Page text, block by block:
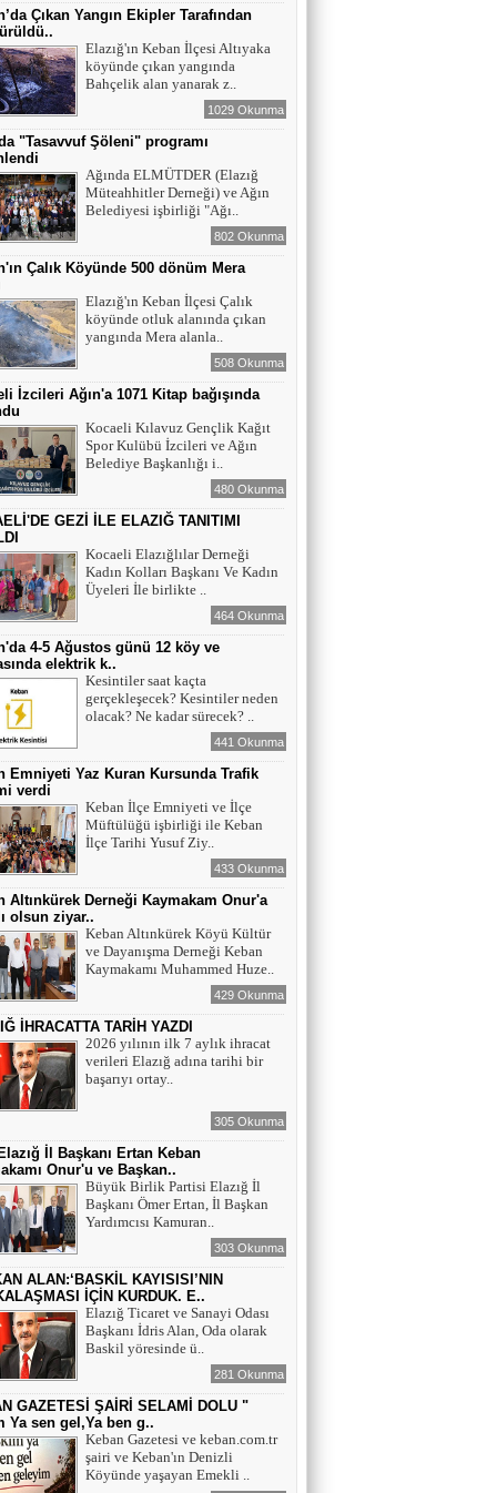
Maral Rahmanzadeh - Azerbaycan'ın İlk
Profesyonel Kadın Ressamı
YAZAR - AV. ALİ DEMİR
TUTUKLAMA KARARI
YAZAR-ŞAİR MİRAÇ DOĞAN
Mavi Işık İnsanları
EĞİTİMCİ-YAZAR TUNER
ENGELLİ İNSANLARIN ENGELLİ
YERİNE FAZLA BAKMAK
EĞİTİMCİ - YAZAR : MİDRAN YOKUŞ
DİKİLİ TAŞLAR - 8
Çıkan Yangın Ekipler Tarafından
Elazığ'ın Keban İlçesi Altıyaka
köyünde çıkan yangında
Bahçelik alan yanarak z..
1029 Okunma
"Tasavvuf Şöleni" programı
Ağında ELMÜTDER (Elazığ
Müteahhitler Derneği) ve Ağın
Belediyesi işbirliği "Ağı..
802 Okunma
Çalık Köyünde 500 dönüm Mera
Elazığ'ın Keban İlçesi Çalık
köyünde otluk alanında çıkan
yangında Mera alanla..
508 Okunma
İzcileri Ağın'a 1071 Kitap bağışında
Kocaeli Kılavuz Gençlik Kağıt
Spor Kulübü İzcileri ve Ağın
Belediye Başkanlığı i..
480 Okunma
GEZİ İLE ELAZIĞ TANITIMI
Kocaeli Elazığlılar Derneği
Kadın Kolları Başkanı Ve Kadın
Üyeleri İle birlikte ..
464 Okunma
4-5 Ağustos günü 12 köy ve
elektrik k..
Kesintiler saat kaçta
gerçekleşecek? Kesintiler neden
olacak? Ne kadar sürecek? ..
441 Okunma
Emniyeti Yaz Kuran Kursunda Trafik
verdi
Keban İlçe Emniyeti ve İlçe
Müftülüğü işbirliği ile Keban
İlçe Tarihi Yusuf Ziy..
433 Okunma
Altınkürek Derneği Kaymakam Onur'a
olsun ziyar..
Keban Altınkürek Köyü Kültür
ve Dayanışma Derneği Keban
Kaymakamı Muhammed Huze..
429 Okunma
İHRACATTA TARİH YAZDI
2026 yılının ilk 7 aylık ihracat
verileri Elazığ adına tarihi bir
başarıyı ortay..
305 Okunma
İl Başkanı Ertan Keban
Onur'u ve Başkan..
Büyük Birlik Partisi Elazığ İl
Başkanı Ömer Ertan, İl Başkan
Yardımcısı Kamuran..
303 Okunma
ALAN:‘BASKİL KAYISISI’NIN
İÇİN KURDUK. E..
Elazığ Ticaret ve Sanayi Odası
Başkanı İdris Alan, Oda olarak
Baskil yöresinde ü..
281 Okunma
GAZETESİ ŞAİRİ SELAMİ DOLU "
Ya sen gel,Ya ben g..
Keban Gazetesi ve keban.com.tr
şairi ve Keban'ın Denizli
Köyünde yaşayan Emekli ..